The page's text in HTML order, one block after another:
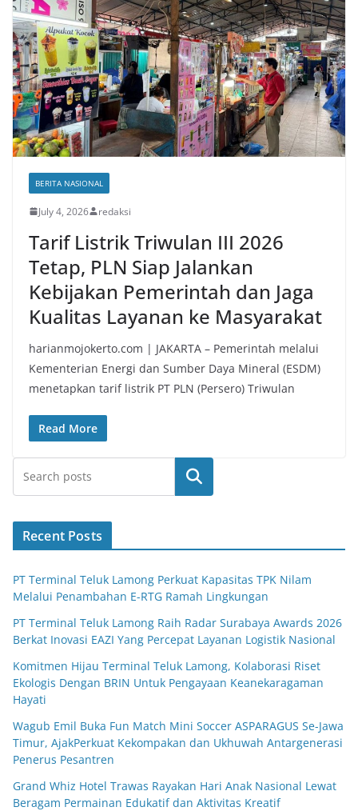
BERITA NASIONAL
July 4, 2026 redaksi
Tarif Listrik Triwulan III 2026
Tetap, PLN Siap Jalankan
Kebijakan Pemerintah dan Jaga
Kualitas Layanan ke Masyarakat
harianmojokerto.com | JAKARTA – Pemerintah melalui
Kementerian Energi dan Sumber Daya Mineral (ESDM)
menetapkan tarif listrik PT PLN (Persero) Triwulan
Read More
Search
Recent Posts
PT Terminal Teluk Lamong Perkuat Kapasitas TPK Nilam
Melalui Penambahan E-RTG Ramah Lingkungan
PT Terminal Teluk Lamong Raih Radar Surabaya Awards 2026
Berkat Inovasi EAZI Yang Percepat Layanan Logistik Nasional
Komitmen Hijau Terminal Teluk Lamong, Kolaborasi Riset
Ekologis Dengan BRIN Untuk Pengayaan Keanekaragaman
Hayati
Wagub Emil Buka Fun Match Mini Soccer ASPARAGUS Se-Jawa
Timur, AjakPerkuat Kekompakan dan Ukhuwah Antargenerasi
Penerus Pesantren
Grand Whiz Hotel Trawas Rayakan Hari Anak Nasional Lewat
Beragam Permainan Edukatif dan Aktivitas Kreatif